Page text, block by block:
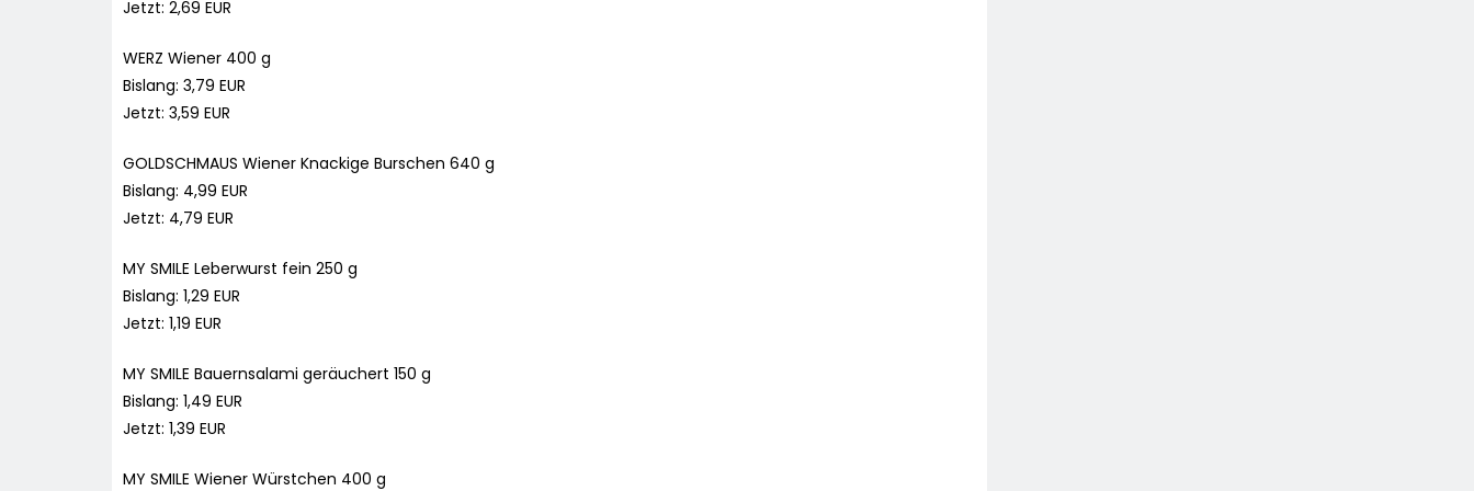
Jetzt: 2,69 EUR
WERZ Wiener 400 g
Bislang: 3,79 EUR
Jetzt: 3,59 EUR
GOLDSCHMAUS Wiener Knackige Burschen 640 g
Bislang: 4,99 EUR
Jetzt: 4,79 EUR
MY SMILE Leberwurst fein 250 g
Bislang: 1,29 EUR
Jetzt: 1,19 EUR
MY SMILE Bauernsalami geräuchert 150 g
Bislang: 1,49 EUR
Jetzt: 1,39 EUR
MY SMILE Wiener Würstchen 400 g